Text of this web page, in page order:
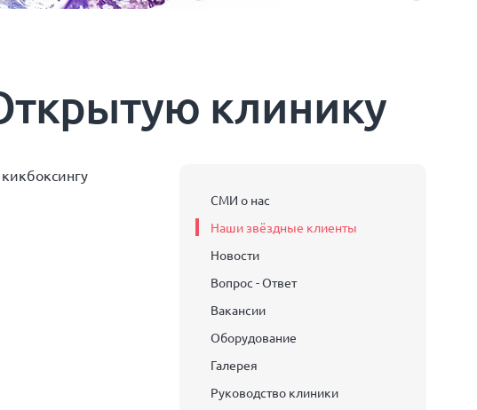
клинику
СМИ о нас
Наши звёздные клиенты
Новости
Вопрос - Ответ
Вакансии
Оборудование
Галерея
Руководство клиники